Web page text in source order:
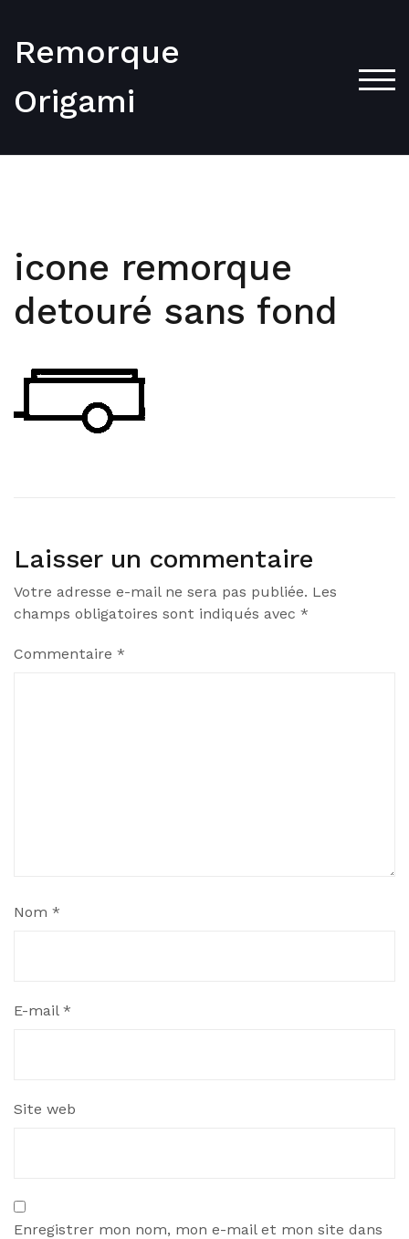
content
Remorque
Origami
icone remorque
detouré sans fond
Laisser un commentaire
Votre adresse e-mail ne sera pas publiée. Les
champs obligatoires sont indiqués avec *
Commentaire *
Nom *
E-mail *
Site web
Enregistrer mon nom, mon e-mail et mon site dans